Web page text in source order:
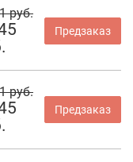
руб.
Предзаказ
руб.
Предзаказ